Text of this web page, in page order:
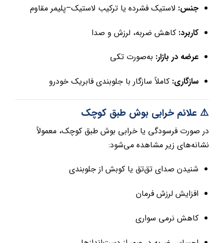
جنس:لاستیک فشرده یا ترکیب لاستیک–پلیمر مقاوم
کاربرد:کاهش ضربه، لرزش و صدا
عرضه در بازار:به‌صورت تکی
سازگاری:کاملاً سازگار با جلوبندی فابریک خودرو
⚠️ علائم خرابی بوش طبق کوچک
در صورت فرسودگی یا خرابی بوش طبق کوچک، معمولاً
نشانه‌های زیر مشاهده می‌شود:
شنیدن صدای تق‌تق یا کوبش از جلوبندی
افزایش لرزش فرمان
کاهش نرمی سواری